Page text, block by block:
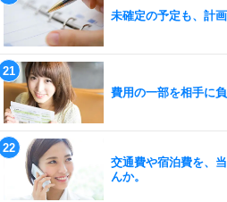
未確定の予定も、計画
費用の一部を相手に
交通費や宿泊費を、
んか。